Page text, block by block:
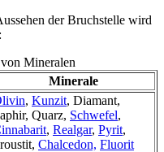
der Bruchstelle wird
Mineralen
Minerale
, Kunzit, Diamant,
Quarz, Schwefel,
, Realgar, Pyrit,
Chalcedon, Fluorit